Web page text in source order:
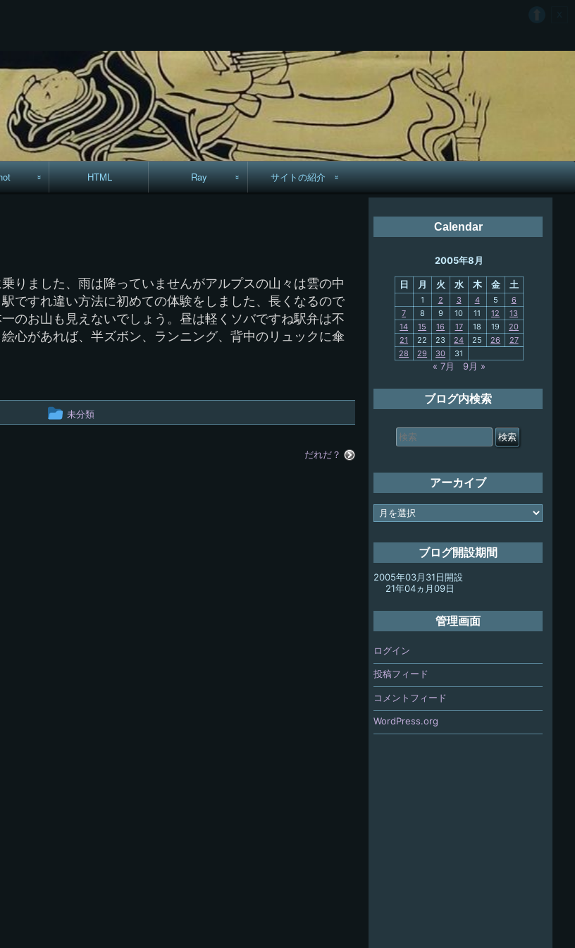
ン
ツ
へ
ス
キ
ッ
プ
の旅
HTML Ray サイトの紹介
PC歴
My-PC
りました、雨は降っていませんがアルプスの山々は雲の中
ですれ違い方法に初めての体験をしました、長くなるので
のお山も見えないでしょう。昼は軽くソバですね駅弁は不
心があれば、半ズボン、ランニング、背中のリュックに傘
投
未分類
だれだ？
Calendar
2005年8月
日 月 火 水 木 金 土
1 2 3 4 5
6
7
8 9 10 11 12
13
14
15 16 17 18 19
20
21
22 23 24 25 26
27
28
29 30 31
« 7月 9月 »
ブログ内検索
索
対
アーカイブ
ア
ー
ブ
ブログ開設期間
2005年03月31日開設
21年04ヵ月09日
管理画面
ログイン
投稿フィード
コメントフィード
WordPress.org